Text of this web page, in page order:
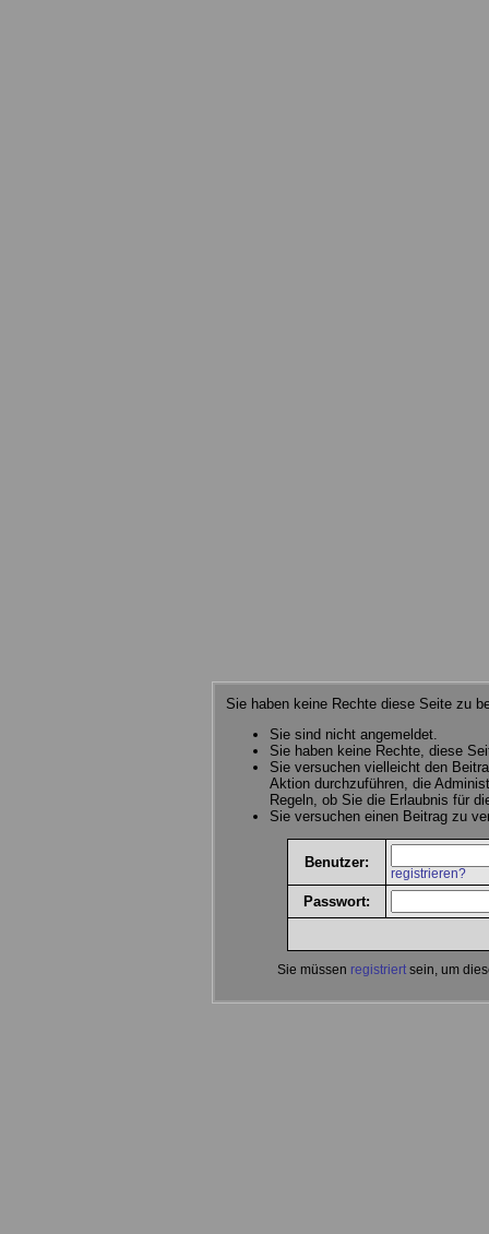
Sie haben keine Rechte diese Seite zu
Sie sind nicht angemeldet.
Sie haben keine Rechte, diese
Sie versuchen vielleicht den
Aktion durchzuführen, die
Regeln, ob Sie die Erlaubnis für
Sie versuchen einen Beitrag zu
Benutzer:
registrieren?
Passwort:
Sie müssen registriert sein, um